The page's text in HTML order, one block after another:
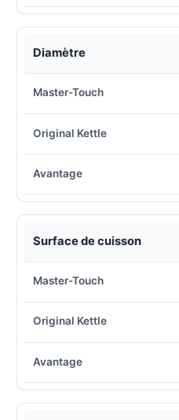
Diamètre
Surface de cuisson